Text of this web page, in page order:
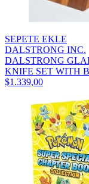
SEPETE EKLE
DALSTRONG INC.
DALSTRONG
KNIFE SET WITH
$1.339,00